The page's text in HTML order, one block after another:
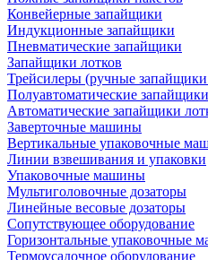
Конвейерные запайщики
Индукционные запайщики
Пневматические запайщики
Запайщики лотков
Трейсилеры (ручные запайщики
Полуавтоматические
Автоматические запайщики
Заверточные машины
Вертикальные упаковочные
Линии взвешивания и упаковки
Упаковочные машины
Мультиголовочные дозаторы
Линейные весовые дозаторы
Сопутствующее оборудование
Горизонтальные упаковочные
Термоусадочное оборудование